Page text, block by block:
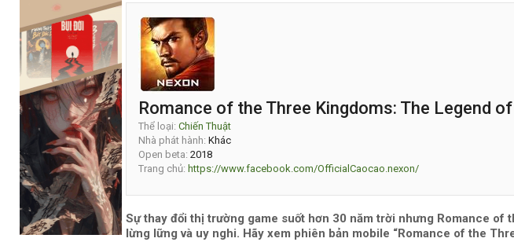
Romance of the Three Kingdoms: The Legend
Thể loại: Chiến Thuật
Nhà phát hành: Khác
Open beta: 2018
Trang chủ: https://www.facebook.com/OfficialCaocao.nexon/
Sự thay đổi thị trường game suốt hơn 30 năm trời nhưng Romance of
lừng lững và uy nghi. Hãy xem phiên bản mobile “Romance of the